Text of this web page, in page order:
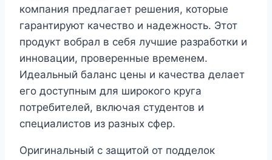
компания предлагает решения, которые
гарантируют качество и надежность. Этот
продукт вобрал в себя лучшие разработки и
инновации, проверенные временем.
Идеальный баланс цены и качества делает
его доступным для широкого круга
потребителей, включая студентов и
специалистов из разных сфер.
Оригинальный с защитой от подделок